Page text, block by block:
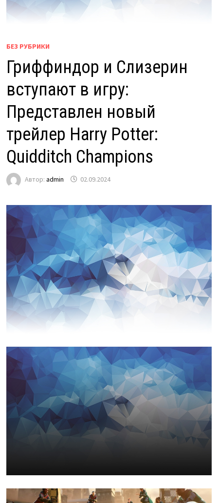
БЕЗ РУБРИКИ
Гриффиндор и Слизерин
вступают в игру:
Представлен новый
трейлер Harry Potter:
Quidditch Champions
Автор: admin 02.09.2024